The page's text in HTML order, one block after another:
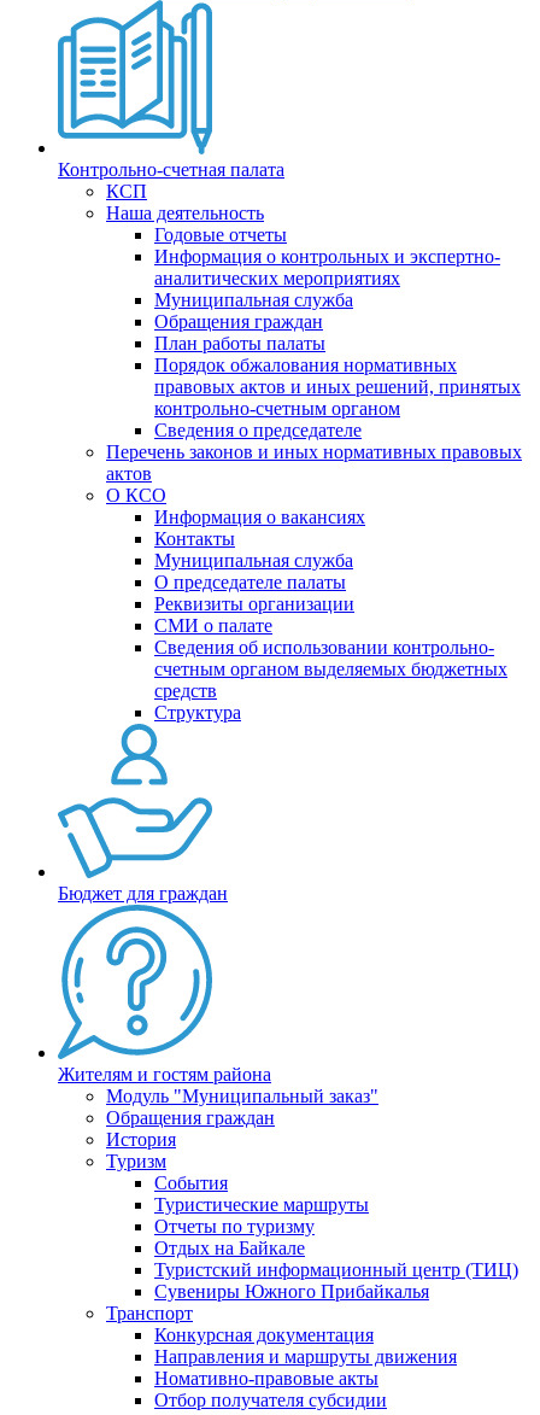
Контрольно-счетная палата
КСП
Наша деятельность
Годовые отчеты
Информация о контрольных и экспертно-
аналитических мероприятиях
Муниципальная служба
Обращения граждан
План работы палаты
Порядок обжалования нормативных
правовых актов и иных решений, принятых
контрольно-счетным органом
Сведения о председателе
Перечень законов и иных нормативных правовых
актов
О КСО
Информация о вакансиях
Контакты
Муниципальная служба
О председателе палаты
Реквизиты организации
СМИ о палате
Сведения об использовании контрольно-
счетным органом выделяемых бюджетных
средств
Структура
Бюджет для граждан
Жителям и гостям района
Модуль "Муниципальный заказ"
Обращения граждан
История
Туризм
События
Туристические маршруты
Отчеты по туризму
Отдых на Байкале
Туристский информационный центр (ТИЦ)
Сувениры Южного Прибайкалья
Транспорт
Конкурсная документация
Направления и маршруты движения
Номативно-правовые акты
Отбор получателя субсидии